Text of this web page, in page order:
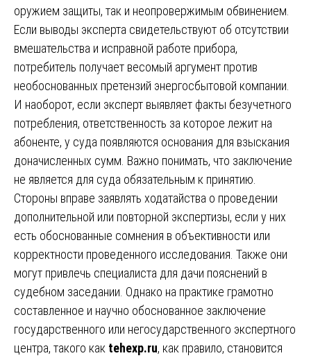
оружием защиты, так и неопровержимым обвинением.
Если выводы эксперта свидетельствуют об отсутствии
вмешательства и исправной работе прибора,
потребитель получает весомый аргумент против
необоснованных претензий энергосбытовой компании.
И наоборот, если эксперт выявляет факты безучетного
потребления, ответственность за которое лежит на
абоненте, у суда появляются основания для взыскания
доначисленных сумм. Важно понимать, что заключение
не является для суда обязательным к принятию.
Стороны вправе заявлять ходатайства о проведении
дополнительной или повторной экспертизы, если у них
есть обоснованные сомнения в объективности или
корректности проведенного исследования. Также они
могут привлечь специалиста для дачи пояснений в
судебном заседании. Однако на практике грамотно
составленное и научно обоснованное заключение
государственного или негосударственного экспертного
центра, такого как tehexp.ru, как правило, становится